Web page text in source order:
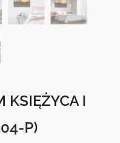
KSIĘŻYCA I
P)